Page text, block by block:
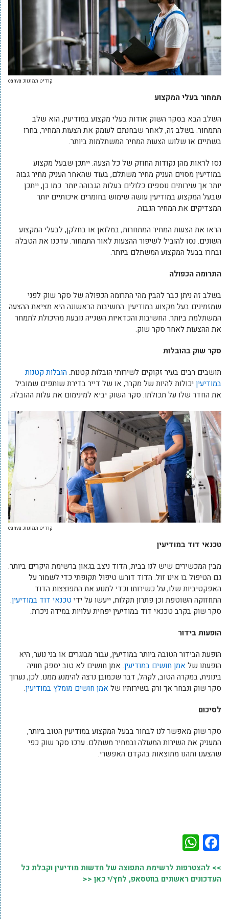
קרדיט תמונות: canva
תמחור בעלי המקצוע
השלב הבא בסקר השוק אודות בעלי מקצוע במודיעין, הוא שלב
התמחור. בשלב זה, לאחר שבחנתם לעומק את הצעות המחיר, בחרו
בשתיים או שלוש הצעות המחיר המשתלמות ביותר.
נסו לראות מהן נקודות החוזק של כל הצעה. ייתכן שבעל מקצוע
במודיעין מסוים העניק מחיר משתלם, בעוד שהאחר העניק מחיר גבוה
יותר אך שירותים נוספים כלולים בעלות הגבוהה יותר. כמו כן, ייתכן
שבעל המקצוע במודיעין עושה שימוש בחומרים איכותיים יותר
המצדיקים את המחיר הגבוה.
הראו את הצעות המחיר המתחרות, במלואן או בחלקן, לבעלי המקצוע
השונים. נסו להוביל לשיפור ההצעות לאור התמחור. עדכנו את הטבלה
ובחרו בבעל המקצוע המשתלם ביותר.
התרומה הכפולה
בשלב זה ניתן כבר להבין מהי התרומה הכפולה של סקר שוק לפני
שמזמינים בעל מקצוע במודיעין. החשיבות הראשונה היא מציאת ההצעה
המשתלמת ביותר. החשיבות והכדאיות השנייה נובעת מהיכולת לתמחר
את ההצעות לאחר סקר שוק.
סקר שוק בהובלות
תושבים רבים בעיר זקוקים לשירותי הובלות קטנות. הובלות קטנות
במודיעין יכולות להיות של מקרר, או של דייר בדירת שותפים שמוביל
את החדר שלו על תכולתו. סקר השוק יביא למינימום את עלות ההובלה.
קרדיט תמונות: canva
טכנאי דוד במודיעין
מבין המכשירים שיש לנו בבית, הדוד ניצב בגאון ברשימת היקרים ביותר.
גם הטיפול בו אינו זול. הדוד דורש טיפול תקופתי כדי לשמור על
האפקטיביות שלו, על כשירותו וכדי למנוע את התפוצצות הדוד.
התחזוקה השוטפת וכן פתרון תקלות, ייעשו על ידי טכנאי דוד במודיעין.
סקר שוק בקרב טכנאי דוד במודיעין יפחית עלויות במידה ניכרת.
הופעות בידור
הופעת הבידור הטובה ביותר במודיעין, עבור מבוגרים או בני נוער, היא
הופעתו של אמן חושים במודיעין. אמן חושים לא טוב יספק חוויה
בינונית, במקרה הטוב, לקהל, דבר שכמובן נרצה להימנע ממנו. לכן, נערוך
סקר שוק ונבחר אך ורק בשירותיו של אמן חושים מומלץ במודיעין.
לסיכום
סקר שוק מאפשר לנו לבחור בבעל המקצוע במודיעין הטוב ביותר,
המעניק את השירות המעולה ובמחיר משתלם. ערכו סקר שוק כפי
שהצענו ותהנו מתוצאות בהקדם האפשרי.
Facebook
>> להצטרפות לרשימת התפוצה של חדשות מודיעין וקבלת כל
העדכונים ראשונים בווטסאפ, לחץ/י כאן <<